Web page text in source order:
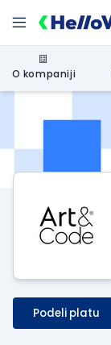
O kompaniji
Podeli platu